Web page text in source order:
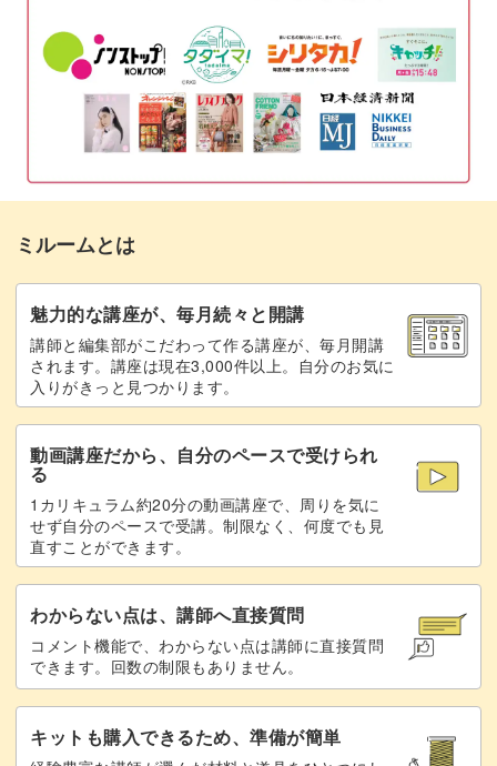
糸の長さと間隔を調整する 08:07
完成♪
ミルームとは
魅力的な講座が、毎月続々と開講
講師と編集部がこだわって作る講座が、毎月開講
されます。講座は現在3,000件以上。自分のお気に
入りがきっと見つかります。
動画講座だから、自分のペースで受けられ
る
1カリキュラム約20分の動画講座で、周りを気に
せず自分のペースで受講。制限なく、何度でも見
直すことができます。
わからない点は、講師へ直接質問
コメント機能で、わからない点は講師に直接質問
できます。回数の制限もありません。
キットも購入できるため、準備が簡単